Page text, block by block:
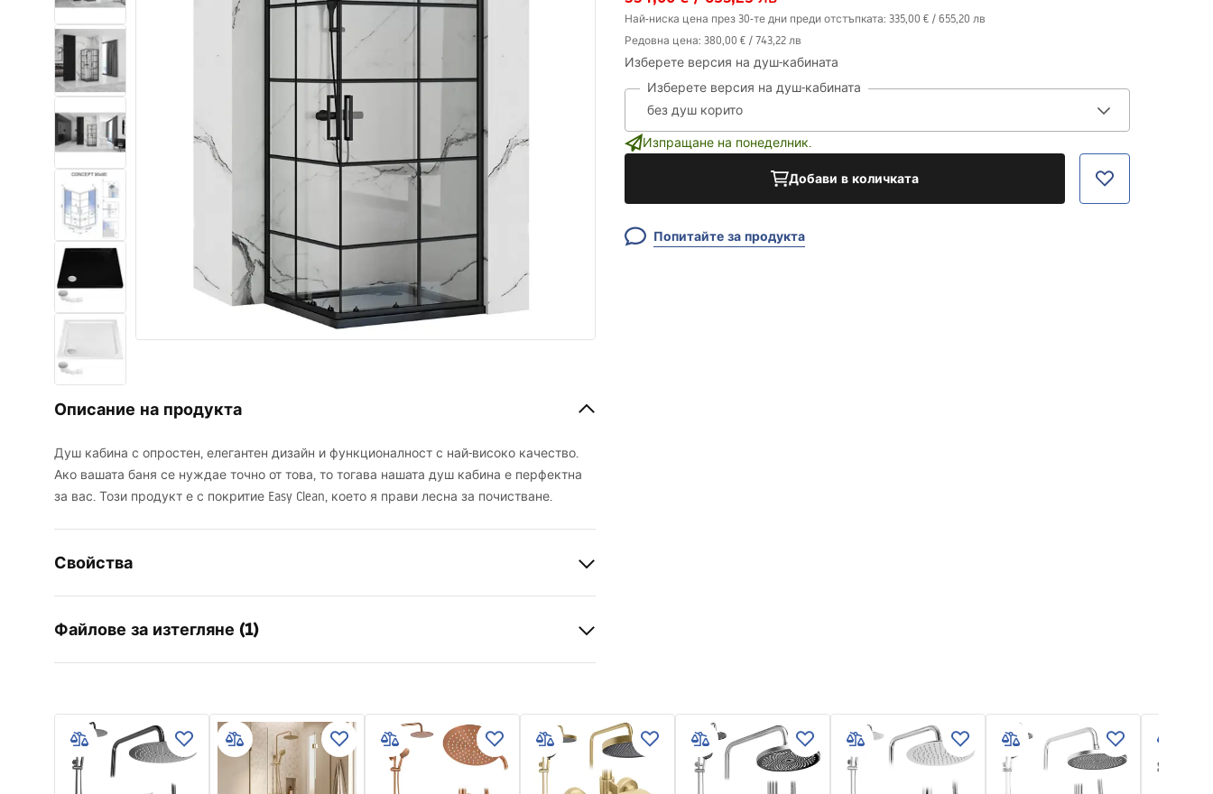
Линейни сифони
Комплект тоалетна чиния с
биде WC
Умивалници
Вани и Паравани
Смесители за баня
Кухня
Най-ниска цена през 30-те дни преди отстъпката: 335,00 € / 655,20 лв
Редовна цена: 380,00 € / 743,22 лв
Изберете версия на душ-кабината
Изберете версия на душ-кабината
Изпращане на понеделник.
Добави в количката
Попитайте за продукта
Описание на продукта
Душ кабина с опростен, елегантен дизайн и функционалност с най-високо качество.
Ако вашата баня се нуждае точно от това, то тогава нашата душ кабина е перфектна
за вас. Този продукт е с покритие Easy Clean, което я прави лесна за почистване.
Свойства
Цвят на смесителя
тип душ-кабина
Ъглова
начин на отваряне
Плъзгащ механизъм
Монтаж
на душ коритото или пода
Височина
1900
Файлове за изтегляне (1)
shower manual.pdf